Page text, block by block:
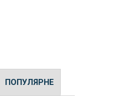
ПОПУЛЯРНЕ